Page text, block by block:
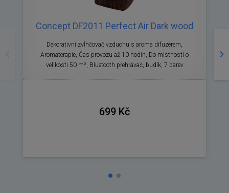
Concept DF2011 Perfect Air Dark wood
Dekorativní zvlhčovač vzduchu s aroma difuzérem,
Aromaterapie, Čas provozu až 10 hodin, Do místností o
velikosti 50 m², Bluetooth přehrávač, budík, 7 barev
699 Kč